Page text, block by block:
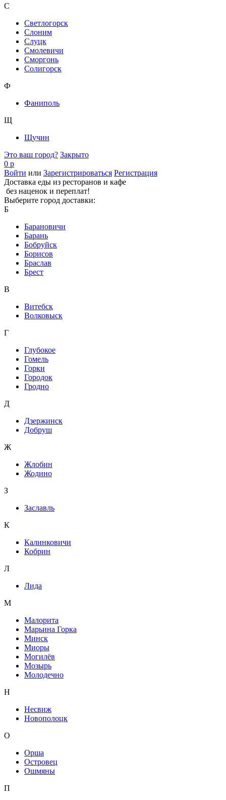
С
Светлогорск
Слоним
Слуцк
Смолевичи
Сморгонь
Солигорск
Ф
Фаниполь
Щ
Щучин
Это ваш город? Закрыто
0 р
Войти или Зарегистрироваться Регистрация
Доставка еды из ресторанов и кафе
без наценок и переплат!
Выберите город доставки:
Б
Барановичи
Барань
Бобруйск
Борисов
Браслав
Брест
В
Витебск
Волковыск
Г
Глубокое
Гомель
Горки
Городок
Гродно
Д
Дзержинск
Добруш
Ж
Жлобин
Жодино
З
Заславль
К
Калинковичи
Кобрин
Л
Лида
М
Малорита
Марьина Горка
Минск
Миоры
Могилёв
Мозырь
Молодечно
Н
Несвиж
Новополоцк
О
Орша
Островец
Ошмяны
П